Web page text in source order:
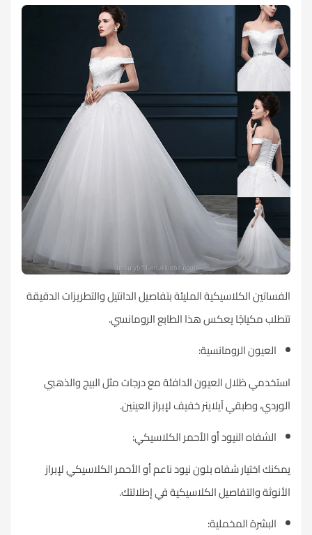
الكلاسيكية المليئة بتفاصيل الدانتيل والتطريزات الدقيقة
مكياجًا يعكس هذا الطابع الرومانسي.
العيون الرومانسية:
ظلال العيون الدافئة مع درجات مثل البيج والذهبي
وطبقي آيلاينر خفيف لإبراز العينين.
الشفاه النيود أو الأحمر الكلاسيكي:
اختيار شفاه بلون نيود ناعم أو الأحمر الكلاسيكي لإبراز
والتفاصيل الكلاسيكية في إطلالتك.
البشرة المخملية: